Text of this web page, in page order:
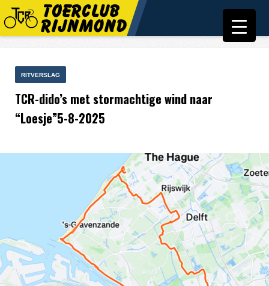
RITVERSLAG
TCR-dido’s met stormachtige wind naar
“Loesje”5-8-2025